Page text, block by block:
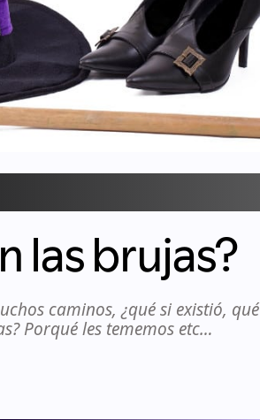
las brujas?
caminos, ¿qué si existió, qué
Porqué les tememos etc…